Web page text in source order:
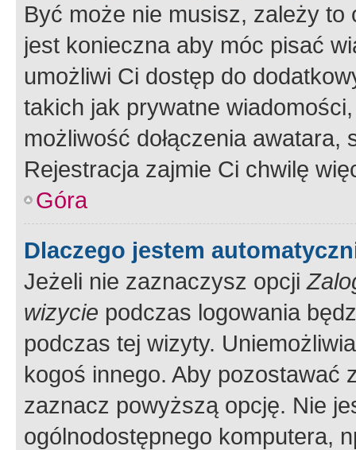
Być może nie musisz, zależy
jest konieczna aby móc pisać
umożliwi Ci dostęp do
takich jak prywatne
możliwość dołączenia
Rejestracja zajmie Ci chwilę
Góra
Dlaczego jestem
Jeżeli nie zaznaczysz opcji
wizycie podczas logowania
podczas tej wizyty.
kogoś innego. Aby pozostawać
zaznacz powyższą opcję. Nie
ogólnodostępnego komputera,